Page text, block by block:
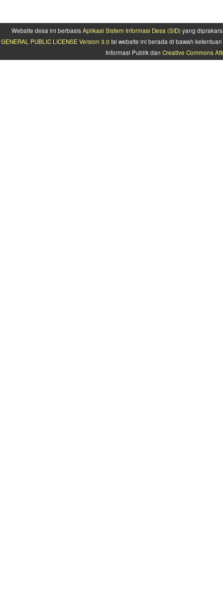
Website desa ini berbasisAplikasi Sistem Informasi Desa (SID) yang
GENERAL PUBLIC LICENSE Version 3.0 Isi website ini berada di bawah
Informasi Publik dan Creative Commons